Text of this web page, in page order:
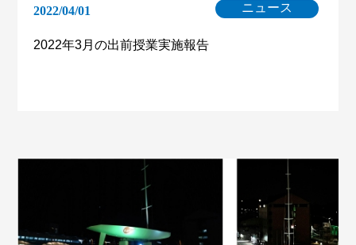
2022/04/01 ニュース
2022年3月の出前授業実施報告